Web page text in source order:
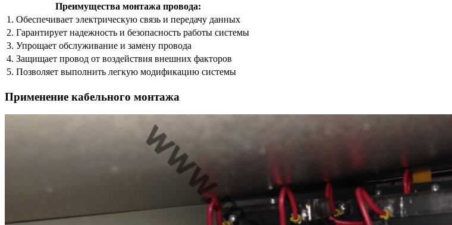
Преимущества монтажа провода:
1. Обеспечивает электрическую связь и передачу данных
2. Гарантирует надежность и безопасность работы системы
3. Упрощает обслуживание и замену провода
4. Защищает провод от воздействия внешних факторов
5. Позволяет выполнить легкую модификацию системы
Применение кабельного монтажа